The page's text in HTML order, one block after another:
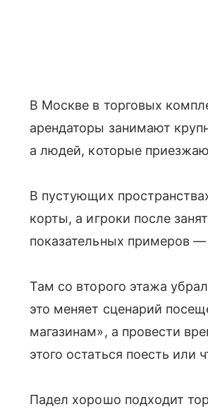
В Москве в торговых
арендаторы занимают
а людей, которые
В пустующих
корты, а игроки после
показательных примеров
Там со второго этажа
это меняет сценарий
магазинам», а провести
этого остаться поесть или
Падел хорошо подходит